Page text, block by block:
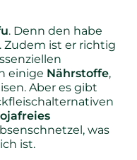
. Denn den habe
Zudem ist er richtig
einige Nährstoffe,
Aber es gibt
was
ist.